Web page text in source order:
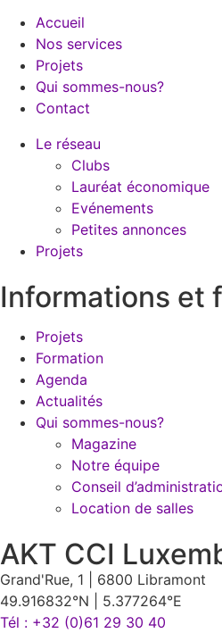
Accueil
Nos services
Projets
Qui sommes-nous?
Contact
Le réseau
Clubs
Lauréat économique
Evénements
Petites annonces
Projets
Informations et
Projets
Formation
Agenda
Actualités
Qui sommes-nous?
Magazine
Notre équipe
Conseil
Location de salles
AKT CCI
Grand'Rue, 1 | 6800 Libramont
49.916832°N | 5.377264°E
Tél : +32 (0)61 29 30 40